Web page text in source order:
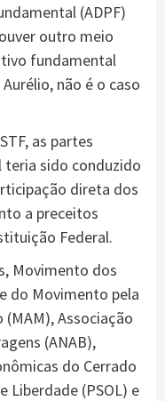
(ADPF)
outro meio
fundamental
não é o caso
as partes
sido conduzido
direta dos
a preceitos
Federal.
Movimento dos
do Movimento pela
Associação
(ANAB),
do Cerrado
Liberdade (PSOL) e